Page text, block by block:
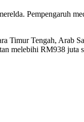
Pempengaruh
Timur Tengah, Arab
melebihi RM938 juta